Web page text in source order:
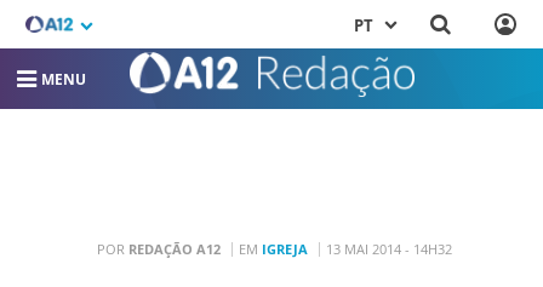
PT
MENU
POR REDAÇÃO A12 EM IGREJA 13 MAI 2014 - 14H32